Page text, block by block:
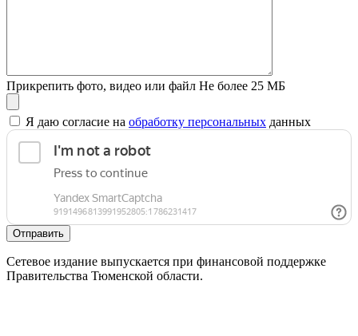
Прикрепить фото, видео или файл Не более 25 МБ
Я даю согласие на обработку персональных данных
Отправить
Сетевое издание выпускается при финансовой поддержке
Правительства Тюменской области.